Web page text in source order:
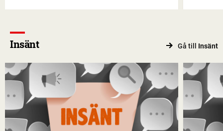
Insänt Gå till Insänt